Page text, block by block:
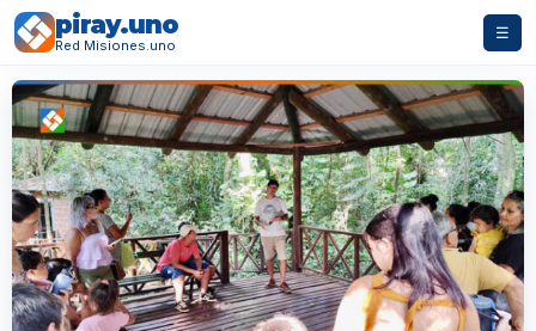
piray.uno
Red Misiones.uno
☰